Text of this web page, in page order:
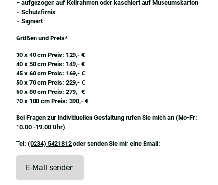
– aufgezogen auf Keilrahmen oder kaschiert auf Museumskarton
– Schutzfirnis
– Signiert
Größen und Preis*
30 x 40 cm Preis: 129,- €
40 x 50 cm Preis: 149,- €
45 x 60 cm Preis: 169,- €
50 x 70 cm Preis: 229,- €
60 x 80 cm Preis: 279,- €
70 x 100 cm Preis: 390,- €
Bei Fragen zur individuellen Gestaltung rufen Sie mich an (Mo-Fr:
10.00 -19.00 Uhr)
Tel: (0234) 5421812 oder senden Sie mir eine Email:
E-Mail senden